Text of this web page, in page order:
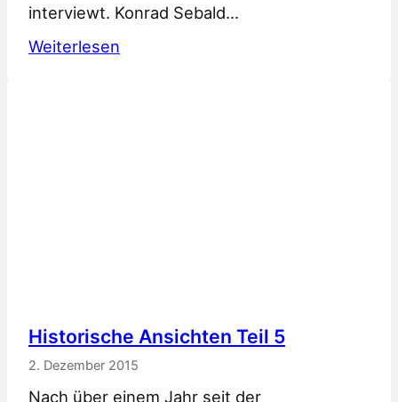
interviewt. Konrad Sebald…
Weiterlesen
Historische Ansichten Teil 5
2. Dezember 2015
Nach über einem Jahr seit der